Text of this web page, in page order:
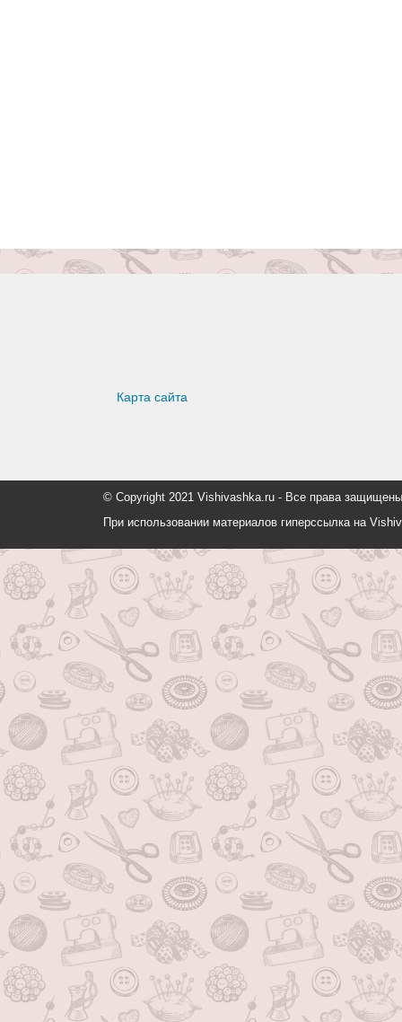
Карта сайта
© Copyright 2021 Vishivashka.ru - Все права
При использовании материалов гиперссылка на